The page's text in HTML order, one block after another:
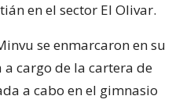
en el sector El Olivar.
se enmarcaron en su
cargo de la cartera de
a cabo en el gimnasio